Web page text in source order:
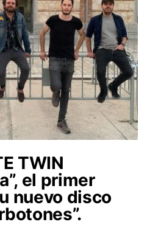
TWIN
el primer
nuevo disco